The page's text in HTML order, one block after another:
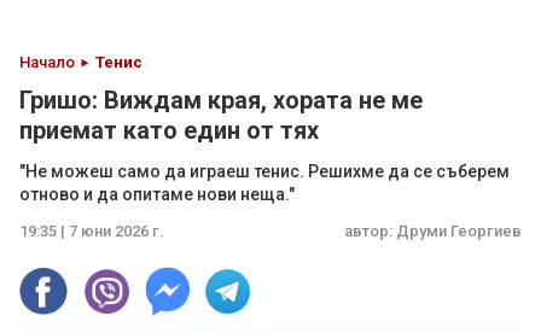
Начало Тенис
Гришо: Виждам края, хората не ме
приемат като един от тях
"Не можеш само да играеш тенис. Решихме да се съберем
отново и да опитаме нови неща."
19:35 | 7 юни 2026 г. автор: Друми Георгиев